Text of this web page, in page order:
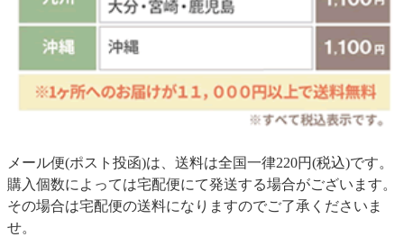
メール便(ポスト投函)は、送料は全国一律220円(税込)です。
購入個数によっては宅配便にて発送する場合がございます。
その場合は宅配便の送料になりますのでご了承くださいま
せ。